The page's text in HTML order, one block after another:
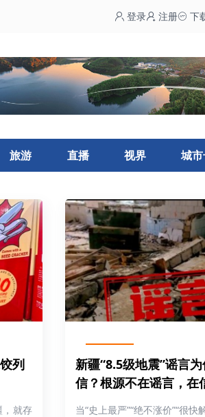
登录 注册 下
旅游 直播 视界 城
列
就存
新疆“8.5级地震”谣言
信？根源不在谣言，在
当“史上最严”“绝不涨价”“很快